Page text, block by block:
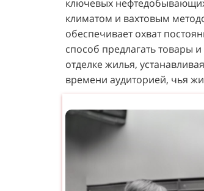
ключевых
климатом и вахтовым
обеспечивает охват
способ предлагать товары
отделке жилья,
времени аудиторией, чья